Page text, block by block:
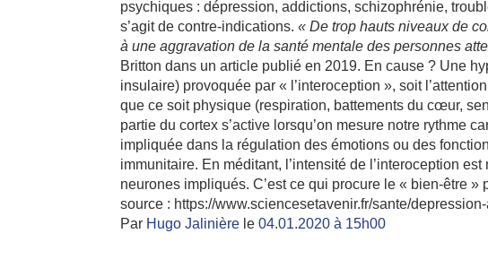
psychiques : dépression, addictions, schizophrénie,
s’agit de contre-indications.« De trop hauts niveaux de
à une aggravation de la santé mentale des personnes
Britton dans un article publié en 2019. En cause ? Une
insulaire) provoquée par « l’interoception », soit
que ce soit physique (respiration, battements du cœur,
partie du cortex s’active lorsqu’on mesure notre rythme
impliquée dans la régulation des émotions ou des
immunitaire. En méditant, l’intensité de l’interoception
neurones impliqués. C’est ce qui procure le « bien-être
source : https://www.sciencesetavenir.fr/sante/
Par Hugo Jalinière le04.01.2020 à 15h00